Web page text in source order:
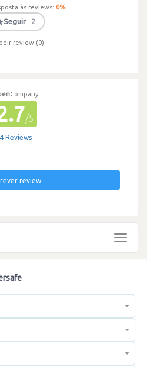
às reviews: 0%
Seguir 2
review (0)
Company
/5
4 Reviews
review
Toggle